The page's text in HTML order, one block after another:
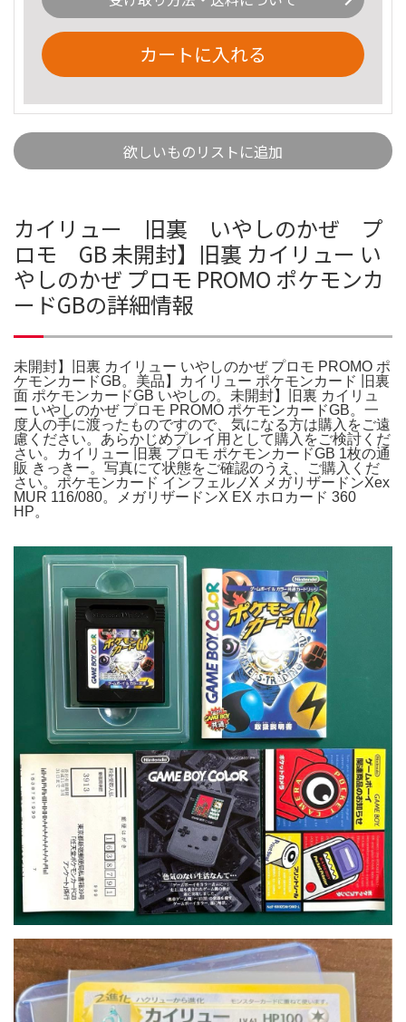
カートに入れる
欲しいものリストに追加
カイリュー 旧裏 いやしのかぜ プ
ロモ GB 未開封】旧裏 カイリュー い
やしのかぜ プロモ PROMO ポケモンカ
ードGBの詳細情報
未開封】旧裏 カイリュー いやしのかぜ プロモ PROMO ポ
ケモンカードGB。美品】カイリュー ポケモンカード 旧裏
面 ポケモンカードGB いやしの。未開封】旧裏 カイリュ
ー いやしのかぜ プロモ PROMO ポケモンカードGB。一
度人の手に渡ったものですので、気になる方は購入をご遠
慮ください。あらかじめプレイ用として購入をご検討くだ
さい。カイリュー 旧裏 プロモ ポケモンカードGB 1枚の通
販 きっきー。写真にて状態をご確認のうえ、ご購入くだ
さい。ポケモンカード インフェルノX メガリザードンXex
MUR 116/080。メガリザードンX EX ホロカード 360
HP。